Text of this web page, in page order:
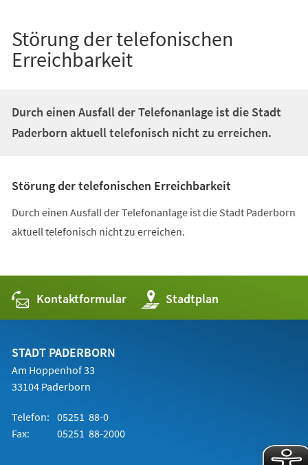
Störung der telefonischen
Erreichbarkeit
Durch einen Ausfall der Telefonanlage ist die Stadt
Paderborn aktuell telefonisch nicht zu erreichen.
Störung der telefonischen Erreichbarkeit
Durch einen Ausfall der Telefonanlage ist die Stadt Paderborn
aktuell telefonisch nicht zu erreichen.
Kontaktformular Stadtplan
(Öffnet
in
einem
STADT PADERBORN
Am Hoppenhof 33
33104 Paderborn
Telefon: 05251 88-0
Fax:
05251 88-2000